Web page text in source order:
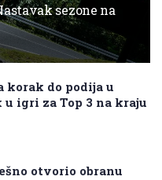
sezone na
korak do podija u
u igri za Top 3 na kraju
otvorio obranu